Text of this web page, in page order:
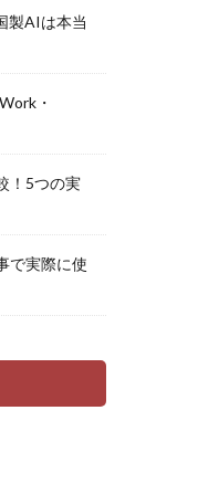
製AIは本当
・
！5つの実
で実際に使